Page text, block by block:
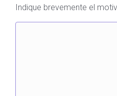
Indique brevemente el